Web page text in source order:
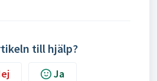
till hjälp?
Ja